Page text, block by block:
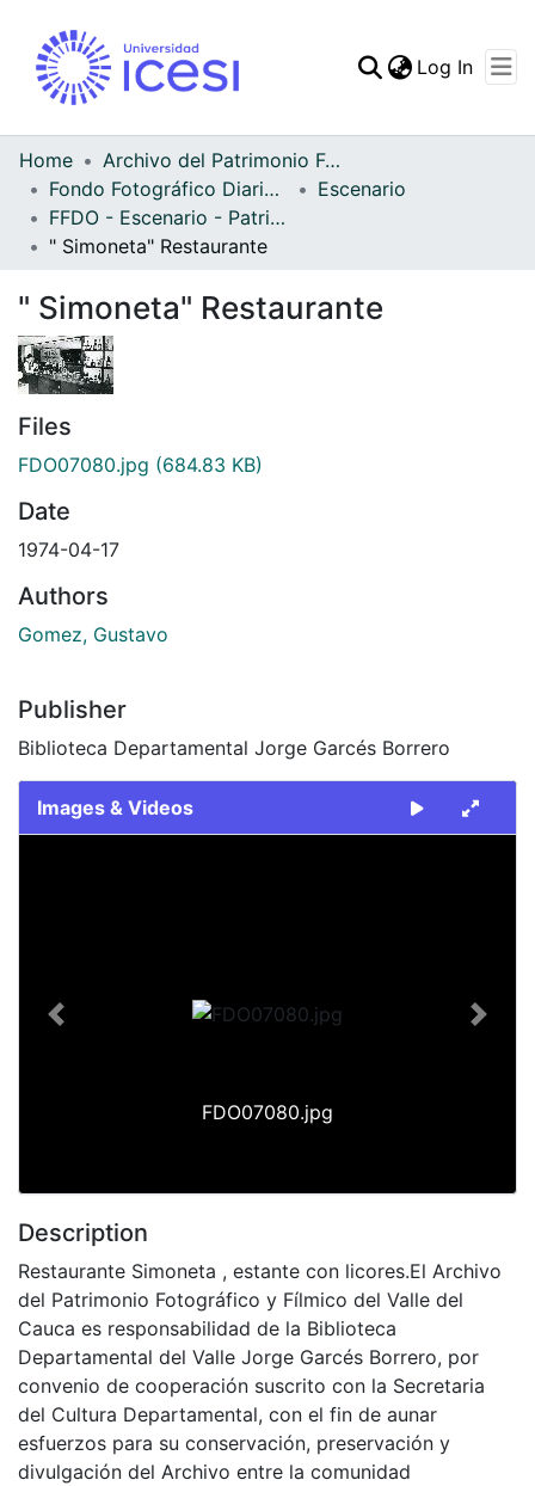
Statistics
Log In
Home
Archivo del Patrimonio Fotográfico y Fílmico del Valle del Cauca
Fondo Fotográfico Diario Occidente
Escenario
FFDO - Escenario - Patrimonial
" Simoneta" Restaurante
" Simoneta" Restaurante
Files
FDO07080.jpg (684.83 KB)
Date
1974-04-17
Authors
Gomez, Gustavo
Publisher
Biblioteca Departamental Jorge Garcés Borrero
Images & Videos
FDO07080.jpg
Previous Next
Description
Restaurante Simoneta , estante con licores.El Archivo
del Patrimonio Fotográfico y Fílmico del Valle del
Cauca es responsabilidad de la Biblioteca
Departamental del Valle Jorge Garcés Borrero, por
convenio de cooperación suscrito con la Secretaria
del Cultura Departamental, con el fin de aunar
esfuerzos para su conservación, preservación y
divulgación del Archivo entre la comunidad